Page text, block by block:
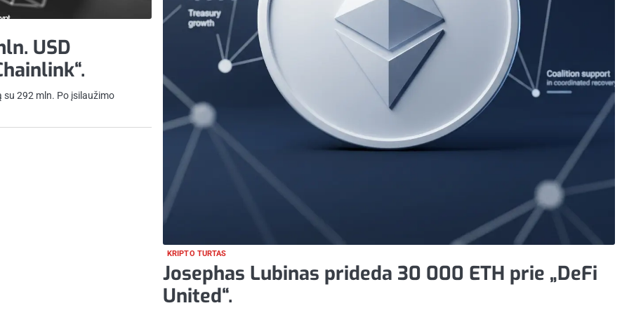
USD
su 292 mln. Po įsilaužimo
KRIPTO TURTAS
Josephas Lubinas prideda 30 000 ETH prie „DeFi
United“.